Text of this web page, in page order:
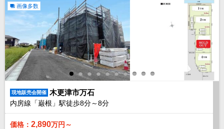
画像多数
現地販売会開催 木更津市万石
内房線「巌根」駅徒歩8分～8分
価格： 2,890万円～
内房エリアのマンション
内房エリアの土地
東京全域エリア
東京全域エリアの新築一戸建
東京全域エリアの中古一戸建
東京全域エリアのマンション
東京全域エリアの土地
神奈川全域エリアの新築一戸建
神奈川全域エリアの中古一戸建
神奈川全域エリアのマンション
神奈川全域エリアの土地